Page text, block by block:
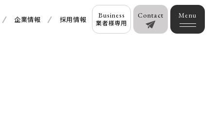
企業情報 採用情報 Business
業者様専用
Contact